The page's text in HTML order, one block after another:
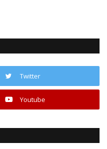
Twitter
Youtube